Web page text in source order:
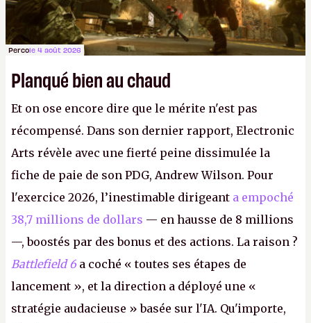
Percole 4 août 2026
Planqué bien au chaud
Et on ose encore dire que le mérite n'est pas
récompensé. Dans son dernier rapport, Electronic
Arts révèle avec une fierté peine dissimulée la
fiche de paie de son PDG, Andrew Wilson. Pour
l'exercice 2026, l’inestimable dirigeant a empoché
38,7 millions de dollars — en hausse de 8 millions
—, boostés par des bonus et des actions. La raison ?
Battlefield 6 a coché « toutes ses étapes de
lancement », et la direction a déployé une «
stratégie audacieuse » basée sur l'IA. Qu'importe,